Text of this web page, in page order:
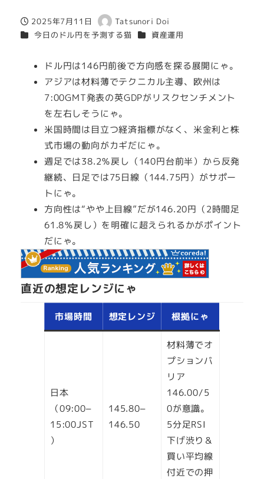
投稿日
2025年7月11日
著
者
Tatsunori Doi
カテゴリー
今日のドル円を予測する猫 カテゴリー
資産運用
ドル円は146円前後で方向感を探る展開にゃ。
アジアは材料薄でテクニカル主導、欧州は
7:00GMT発表の英GDPがリスクセンチメント
を左右しそうにゃ。
米国時間は目立つ経済指標がなく、米金利と株
式市場の動向がカギだにゃ。
週足では38.2％戻し（140円台前半）から反発
継続、日足では75日線（144.75円）がサポー
トにゃ。
方向性は“やや上目線”だが146.20円（2時間足
61.8％戻し）を明確に超えられるかがポイント
だにゃ。
直近の想定レンジにゃ
市場時間 想定レンジ 根拠にゃ
日本
（09:00–
15:00JST
）
145.80–
146.50
材料薄でオ
プションバ
リア
146.00/5
0が意識。
5分足RSI
下げ渋り＆
買い平均線
付近での押